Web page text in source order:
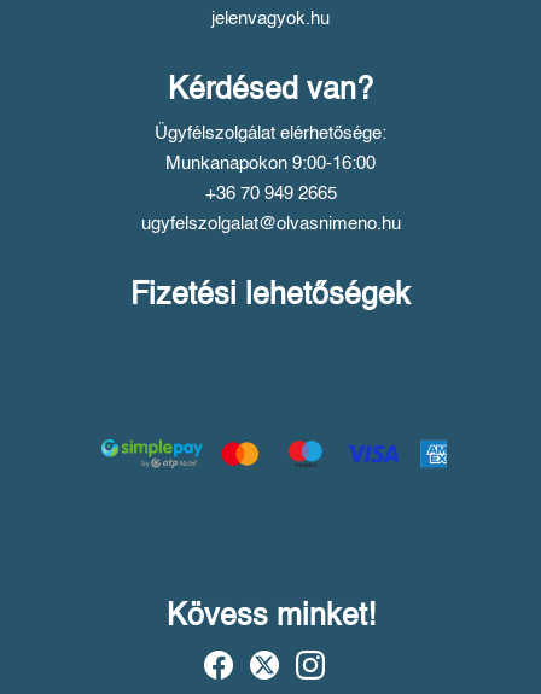
jelenvagyok.hu
Kérdésed van?
Ügyfélszolgálat elérhetősége:
Munkanapokon 9:00-16:00
+36 70 949 2665
ugyfelszolgalat@olvasnimeno.hu
Fizetési lehetőségek
Kövess minket!